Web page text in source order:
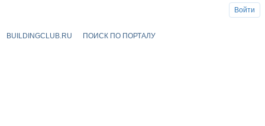
BUILDINGCLUB.RU ПОИСК ПО ПОРТАЛУ
Войти